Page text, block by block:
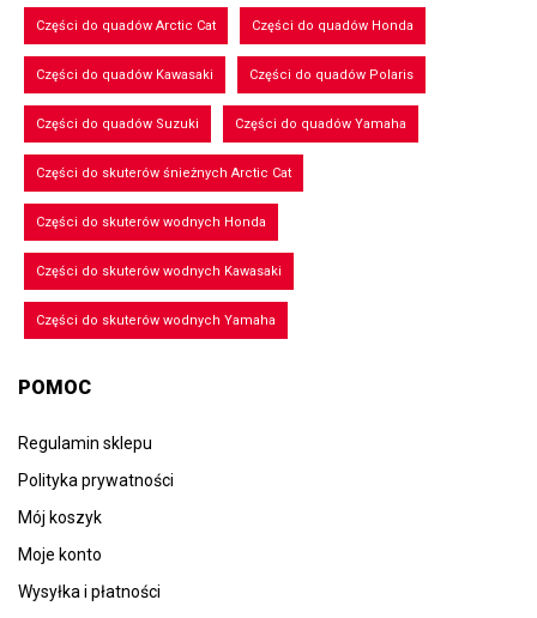
Części do quadów Arctic Cat Części do quadów Honda
Części do quadów Kawasaki Części do quadów Polaris
Części do quadów Suzuki Części do quadów Yamaha
Części do skuterów śnieżnych Arctic Cat
Części do skuterów wodnych Honda
Części do skuterów wodnych Kawasaki
Części do skuterów wodnych Yamaha
POMOC
Regulamin sklepu
Polityka prywatności
Mój koszyk
Moje konto
Wysyłka i płatności